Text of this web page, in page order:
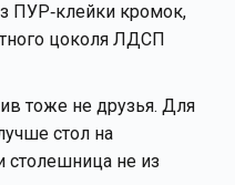
ПУР‑клейки кромок,
цоколя ЛДСП
тоже не друзья. Для
стол на
столешница не из